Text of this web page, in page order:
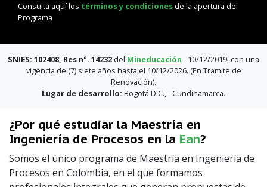
Consulta aquí los términos y condicionesde la apertura del
Programa
SNIES: 102408, Res n°. 14232 del Mineducación - 10/12/2019, con una
vigencia de (7) siete años hasta el 10/12/2026. (En Tramite de
Renovación).
Lugar de desarrollo: Bogotá D.C., - Cundinamarca.
¿Por qué estudiar la Maestría en
Ingeniería de Procesos en la Ean?
Somos el único programa de Maestría en Ingeniería de
Procesos en Colombia, en el que formamos